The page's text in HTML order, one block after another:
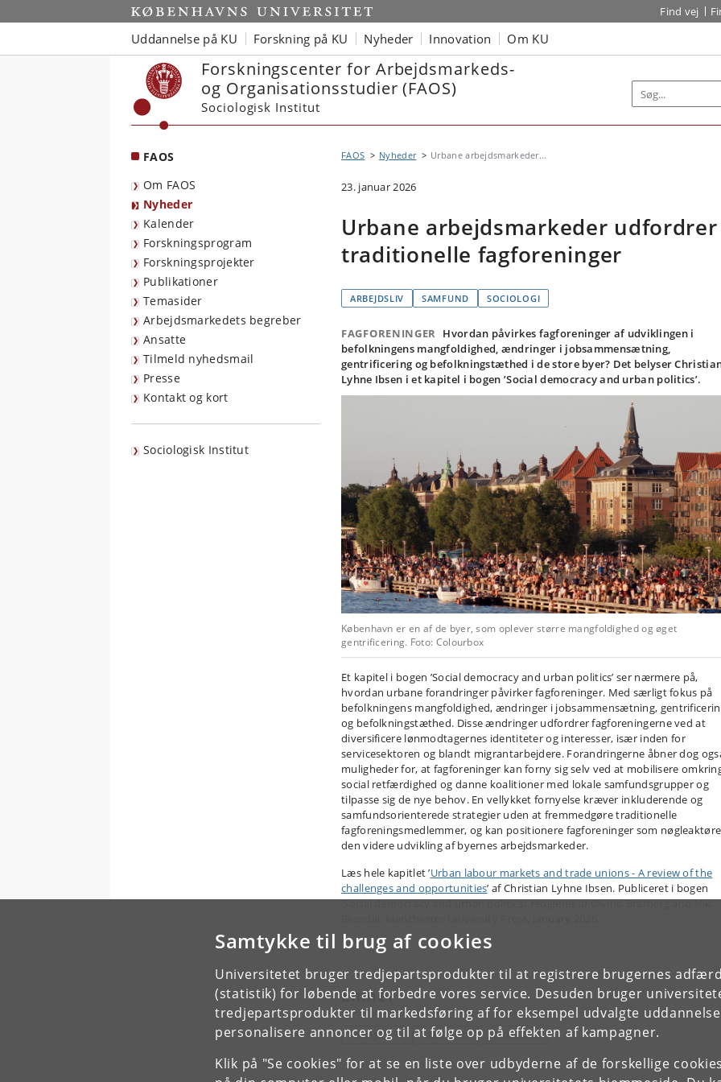
Samtykke til brug af cookies
Universitetet bruger tredjepartsprodukter til at registrere brugernes
(statistik) for løbende at forbedre vores service. Desuden bruger
tredjepartsprodukter til markedsføring af for eksempel udvalgte
personalisere annoncer og til at følge op på effekten af kampagner.
Klik på "Se cookies" for at se en liste over udbyderne af de forskellige
Start Find vej
Uddannelse på KU Forskning på KU Nyheder Innovation Om KU
Forskningscenter for Arbejdsmarkeds-
og Organisationsstudier (FAOS)
Sociologisk Institut
FAOS
Om FAOS
Nyheder
Kalender
Forskningsprogram
Forskningsprojekter
Publikationer
Temasider
Arbejdsmarkedets begreber
Ansatte
Tilmeld nyhedsmail
Presse
Kontakt og kort
Sociologisk Institut
FAOS Nyheder Urbane arbejdsmarkeder...
23. januar 2026
Urbane arbejdsmarkeder udfordrer
traditionelle fagforeninger
ARBEJDSLIV SAMFUND SOCIOLOGI
FAGFORENINGER Hvordan påvirkes fagforeninger af udviklingen i
befolkningens mangfoldighed, ændringer i jobsammensætning,
gentrificering og befolkningstæthed i de store byer? Det belyser
Lyhne Ibsen i et kapitel i bogen ’Social democracy and urban politics’.
København er en af de byer, som oplever større mangfoldighed og øget
gentrificering. Foto: Colourbox
Et kapitel i bogen ’Social democracy and urban politics’ ser nærmere på,
hvordan urbane forandringer påvirker fagforeninger. Med særligt fokus på
befolkningens mangfoldighed, ændringer i jobsammensætning,
og befolkningstæthed. Disse ændringer udfordrer fagforeningerne ved at
diversificere lønmodtagernes identiteter og interesser, især inden for
servicesektoren og blandt migrantarbejdere. Forandringerne åbner dog
muligheder for, at fagforeninger kan forny sig selv ved at mobilisere
social retfærdighed og danne koalitioner med lokale samfundsgrupper og
tilpasse sig de nye behov. En vellykket fornyelse kræver inkluderende og
samfundsorienterede strategier uden at fremmedgøre traditionelle
fagforeningsmedlemmer, og kan positionere fagforeninger som
den videre udvikling af byernes arbejdsmarkeder.
Læs hele kapitlet ’Urban labour markets and trade unions - A review of the
challenges and opportunities’ af Christian Lyhne Ibsen. Publiceret i bogen
’Social democracy and urban politics’, redigeret af Øivind Bratberg and Nik.
Emner
ARBEJDSLIV SAMFUND SOCIOLOGI